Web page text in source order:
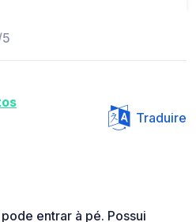
Traduire
entrar à pé. Possui